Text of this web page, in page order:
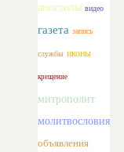
апостолы видео
газета запись
службы иконы
крещение
митрополит
молитвословия
объявления